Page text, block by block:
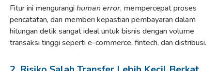
Fitur ini mengurangihuman error, mempercepat proses
pencatatan, dan memberi kepastian pembayaran dalam
hitungan detik sangat ideal untuk bisnis dengan volume
transaksi tinggi seperti e-commerce, fintech, dan distribusi.